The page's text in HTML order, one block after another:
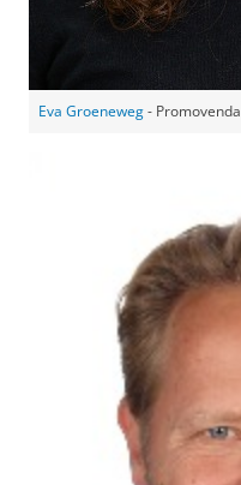
Eva Groeneweg- Promovenda